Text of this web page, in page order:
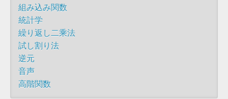
組み込み関数
統計学
繰り返し二乘法
試し割り法
逆元
音声
高階関数